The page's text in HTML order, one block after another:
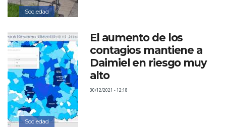
Sociedad
Sociedad
El aumento de los
contagios mantiene a
Daimiel en riesgo muy
alto
30/12/2021 - 12:18